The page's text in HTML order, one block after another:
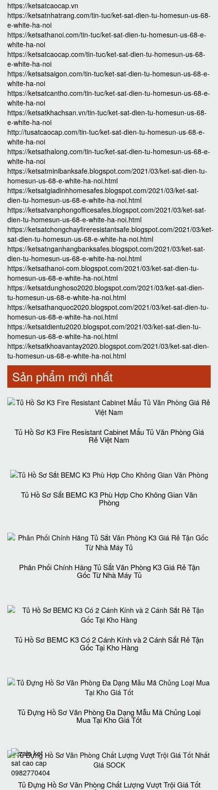
https://ketsatcaocap.vn
https://ketsatnhatrang.com/tin-tuc/ket-sat-dien-tu-homesun-us-68-
e-white-ha-noi
https://ketsathanoi.com/tin-tuc/ket-sat-dien-tu-homesun-us-68-e-
white-ha-noi
https://ketsatcaocap.com/tin-tuc/ket-sat-dien-tu-homesun-us-68-
e-white-ha-noi
https://ketsatsaigon.com/tin-tuc/ket-sat-dien-tu-homesun-us-68-e-
white-ha-noi
https://ketsatcantho.com/tin-tuc/ket-sat-dien-tu-homesun-us-68-e-
white-ha-noi
https://ketsatkhachsan.vn/tin-tuc/ket-sat-dien-tu-homesun-us-68-
e-white-ha-noi
http://tusatcaocap.com/tin-tuc/ket-sat-dien-tu-homesun-us-68-e-
white-ha-noi
https://ketsathalong.com/tin-tuc/ket-sat-dien-tu-homesun-us-68-e-
white-ha-noi
https://ketsatminibanksafe.blogspot.com/2021/03/ket-sat-dien-tu-
homesun-us-68-e-white-ha-noi.html
https://ketsatgiadinhhomesafes.blogspot.com/2021/03/ket-sat-
dien-tu-homesun-us-68-e-white-ha-noi.html
https://ketsatvanphongofficesafes.blogspot.com/2021/03/ket-sat-
dien-tu-homesun-us-68-e-white-ha-noi.html
https://ketsatchongchayfireresistantsafe.blogspot.com/2021/03/ket-
sat-dien-tu-homesun-us-68-e-white-ha-noi.html
https://ketsatnganhangbanksafes.blogspot.com/2021/03/ket-sat-
dien-tu-homesun-us-68-e-white-ha-noi.html
https://ketsathanoi-com.blogspot.com/2021/03/ket-sat-dien-tu-
homesun-us-68-e-white-ha-noi.html
https://ketsatdunghoso2020.blogspot.com/2021/03/ket-sat-dien-
tu-homesun-us-68-e-white-ha-noi.html
https://ketsathanquoc2020.blogspot.com/2021/03/ket-sat-dien-tu-
homesun-us-68-e-white-ha-noi.html
https://ketsatdientu2020.blogspot.com/2021/03/ket-sat-dien-tu-
homesun-us-68-e-white-ha-noi.html
https://ketsatkhoavantay2020.blogspot.com/2021/03/ket-sat-dien-
tu-homesun-us-68-e-white-ha-noi.html
Sản phẩm mới nhất
Tủ Hồ Sơ K3 Fire Resistant Cabinet Mẩu Tủ Văn Phòng Giá
Rẻ Việt Nam
Tủ Hồ Sơ Sắt BEMC K3 Phù Hợp Cho Không Gian Văn
Phòng
Phân Phối Chính Hãng Tủ Sắt Văn Phòng K3 Giá Rẻ Tận
Gốc Từ Nhà Máy Tủ
Tủ Hồ Sơ BEMC K3 Có 2 Cánh Kính và 2 Cánh Sắt Rẻ Tận
Gốc Tại Kho Hàng
Tủ Đựng Hồ Sơ Văn Phòng Đa Dạng Mẫu Mã Chủng Loại
Mua Tại Kho Giá Tốt
Tủ Đựng Hồ Sơ Văn Phòng Chất Lượng Vượt Trội Giá Tốt